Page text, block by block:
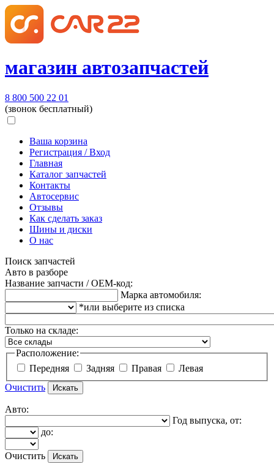
магазин автозапчастей
8 800 500 22 01
(звонок бесплатный)
Ваша корзина
Регистрация / Вход
Главная
Каталог запчастей
Контакты
Автосервис
Отзывы
Как сделать заказ
Шины и диски
О нас
Поиск запчастей
Авто в разборе
Название запчасти / OEM-код:
Марка автомобиля:
*или выберите из списка
Только на складе:
Расположение:
Передняя
Задняя Правая
Левая
Очистить
Авто:
Год выпуска, от:
до:
Очистить